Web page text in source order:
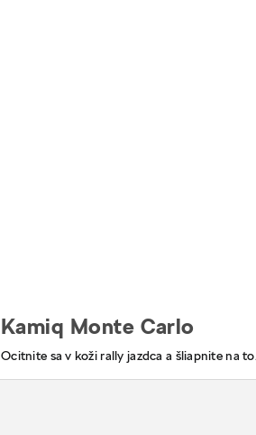
Kamiq Monte Carlo
Ocitnite sa v koži rally jazdca a šliapnite na